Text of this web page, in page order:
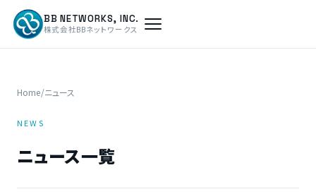
BB NETWORKS, INC.
株式会社BBネットワークス
Home/ニュース
NEWS
ニュース一覧